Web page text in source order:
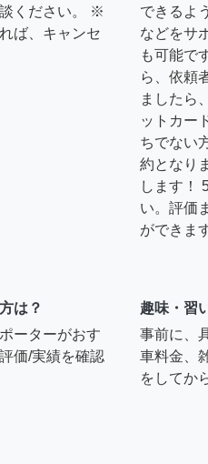
ください。 ※
ば、キャンセ
できるよ
などをサ
も可能で
ら、依頼
ましたら
ットカー
ちでない
約となり
します！
い。評価
ができま
は？
ーターがおす
価/実績を確認
趣味・習
事前に、
車料金、
をしてか